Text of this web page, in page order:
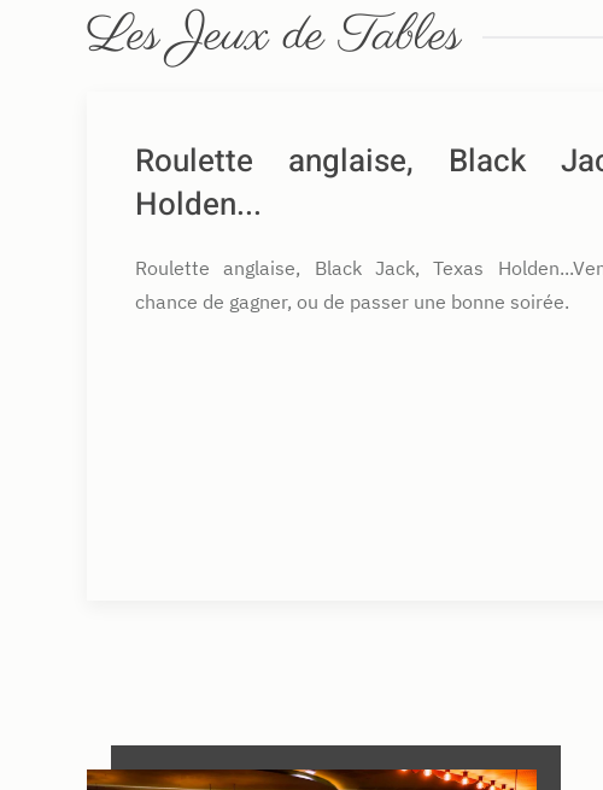
Les Jeux de Tables
Roulette anglaise, Black
Holden...
Roulette anglaise, Black Jack, Texas
chance de gagner, ou de passer une bonne soirée.